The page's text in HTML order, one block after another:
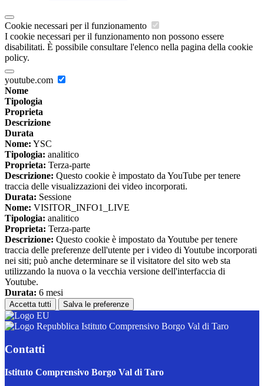
Cookie necessari per il funzionamento
I cookie necessari per il funzionamento non possono essere
disabilitati. È possibile consultare l'elenco nella pagina della cookie
policy.
youtube.com
Nome
Tipologia
Proprieta
Descrizione
Durata
Nome: YSC
Tipologia: analitico
Proprieta: Terza-parte
Descrizione: Questo cookie è impostato da YouTube per tenere
traccia delle visualizzazioni dei video incorporati.
Durata: Sessione
Nome: VISITOR_INFO1_LIVE
Tipologia: analitico
Proprieta: Terza-parte
Descrizione: Questo cookie è impostato da Youtube per tenere
traccia delle preferenze dell'utente per i video di Youtube incorporati
nei siti; può anche determinare se il visitatore del sito web sta
utilizzando la nuova o la vecchia versione dell'interfaccia di
Youtube.
Durata: 6 mesi
Accetta tutti Salva le preferenze
Istituto Comprensivo Borgo Val di Taro
Contatti
Istituto Comprensivo Borgo Val di Taro